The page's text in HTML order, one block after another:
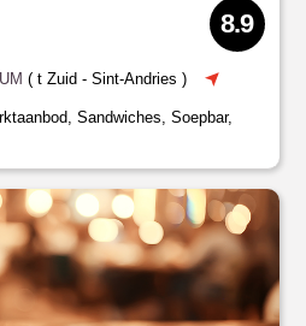
(t Zuid - Sint-Andries )
8.9
Sandwiches, Soepbar,